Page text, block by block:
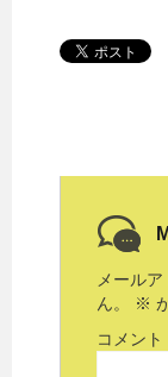
メール
ん。
※
コメント